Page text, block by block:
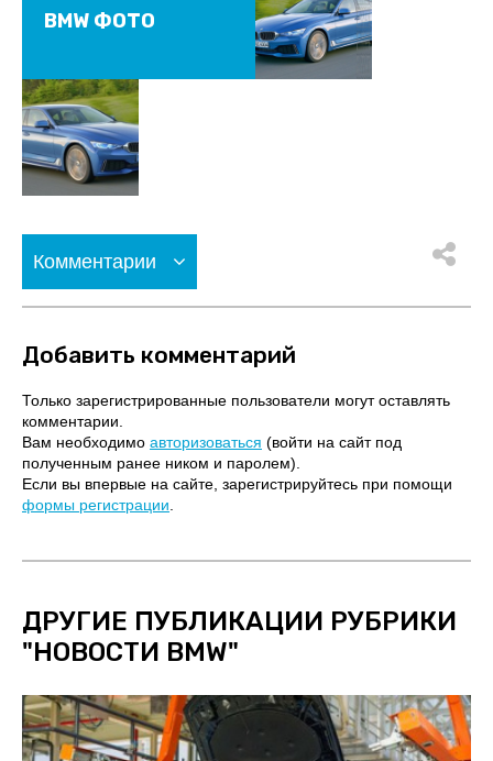
BMW ФОТО
Комментарии
Добавить комментарий
Только зарегистрированные пользователи могут оставлять
комментарии.
Вам необходимо авторизоваться (войти на сайт под
полученным ранее ником и паролем).
Если вы впервые на сайте, зарегистрируйтесь при помощи
формы регистрации
ДРУГИЕ ПУБЛИКАЦИИ РУБРИКИ
"НОВОСТИ BMW"